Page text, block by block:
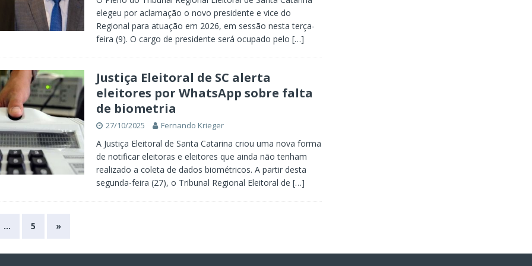
elegeu por aclamação o novo presidente e vice do
Regional para atuação em 2026, em sessão nesta terça-
feira (9). O cargo de presidente será ocupado pelo […]
Justiça Eleitoral de SC alerta
eleitores por WhatsApp sobre falta
de biometria
27/10/2025 Fernando Krieger
A Justiça Eleitoral de Santa Catarina criou uma nova forma
de notificar eleitoras e eleitores que ainda não tenham
realizado a coleta de dados biométricos. A partir desta
segunda-feira (27), o Tribunal Regional Eleitoral de […]
… 5 »